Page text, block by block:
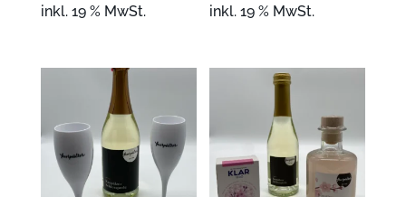
inkl. 19 % MwSt. inkl. 19 % MwSt.